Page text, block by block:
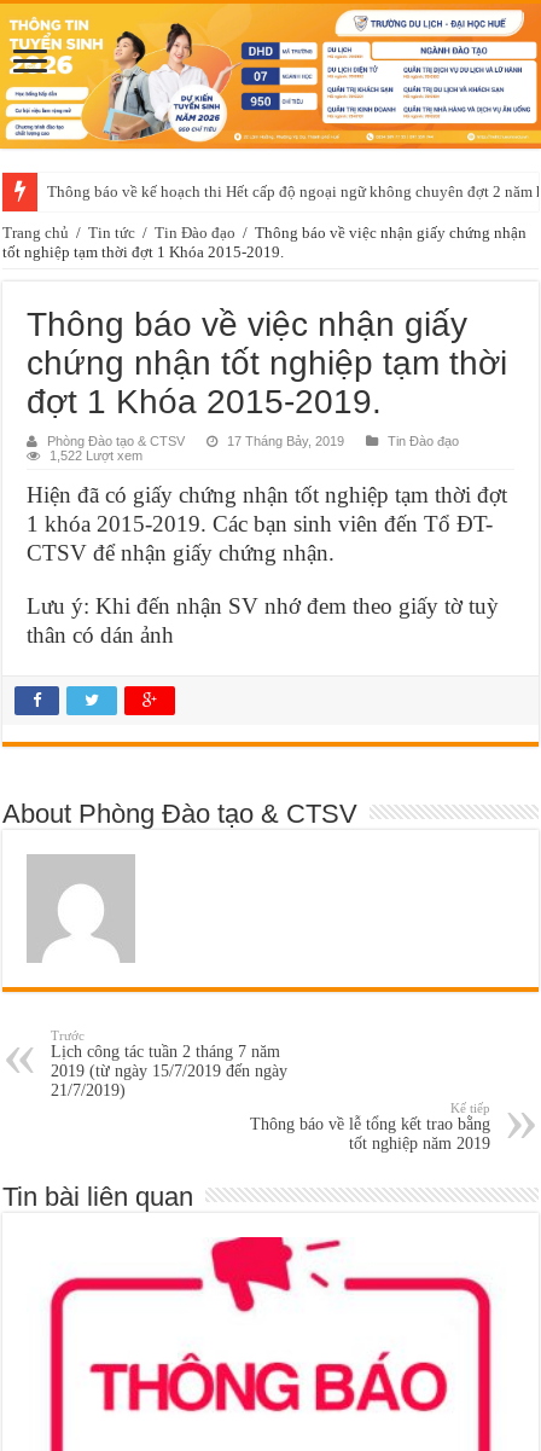
Thông báo về kế hoạch thi Hết cấp độ ngoại ngữ không chuyên đợt 2 năm
Kết quả môn học giáo dục quốc phòng và an ninh khóa 254
Trang chủ / Tin tức / Tin Đào đạo / Thông báo về việc nhận giấy chứng nhận
tốt nghiệp tạm thời đợt 1 Khóa 2015-2019.
Thông báo về việc nhận giấy
chứng nhận tốt nghiệp tạm thời
đợt 1 Khóa 2015-2019.
Phòng Đào tạo & CTSV 17 Tháng Bảy, 2019
Tin Đào đạo
1,522 Lượt xem
Hiện đã có giấy chứng nhận tốt nghiệp tạm thời đợt
1 khóa 2015-2019. Các bạn sinh viên đến Tổ ĐT-
CTSV để nhận giấy chứng nhận.
Lưu ý: Khi đến nhận SV nhớ đem theo giấy tờ tuỳ
thân có dán ảnh
About Phòng Đào tạo & CTSV
Trước
Lịch công tác tuần 2 tháng 7 năm
2019 (từ ngày 15/7/2019 đến ngày
21/7/2019)
Kế tiếp
Thông báo về lễ tổng kết trao bằng
tốt nghiệp năm 2019
Tin bài liên quan